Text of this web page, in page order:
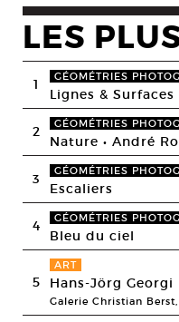
LES
1 GÉOMÉTRIES
Lignes & Surfaces
2 GÉOMÉTRIES
Nature • André
3 GÉOMÉTRIES
Escaliers
4 GÉOMÉTRIES
Bleu du ciel
5
ART
Hans-Jörg Georgi
Galerie Christian Berst,